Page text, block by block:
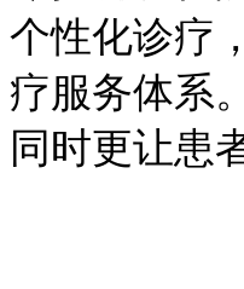
个性化诊疗
疗服务体系
同时更让患